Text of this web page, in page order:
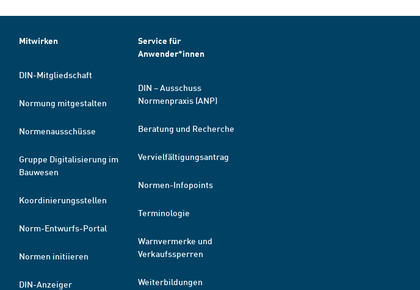
Mitwirken
DIN-Mitgliedschaft
Normung mitgestalten
Normenausschüsse
Gruppe Digitalisierung im
Bauwesen
Koordinierungsstellen
Norm-Entwurfs-Portal
Normen initiieren
DIN-Anzeiger
Service für
Anwender*innen
DIN – Ausschuss
Normenpraxis (ANP)
Beratung und Recherche
Vervielfältigungsantrag
Normen-Infopoints
Terminologie
Warnvermerke und
Verkaufssperren
Weiterbildungen